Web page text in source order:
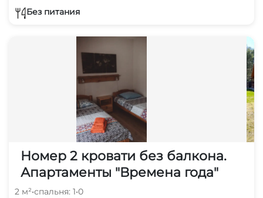
Без питания
Номер 2 кровати без балкона.
Апартаменты "Времена года"
2 м²•спальня: 1•0